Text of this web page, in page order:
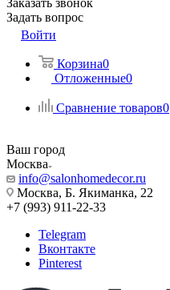
Заказать звонок
Задать вопрос
Войти
Корзина0
Отложенные0
Сравнение товаров0
Ваш город
Москва
info@salonhomedecor.ru
Москва, Б. Якиманка, 22
+7 (993) 911-22-33
Telegram
Вконтакте
Pinterest